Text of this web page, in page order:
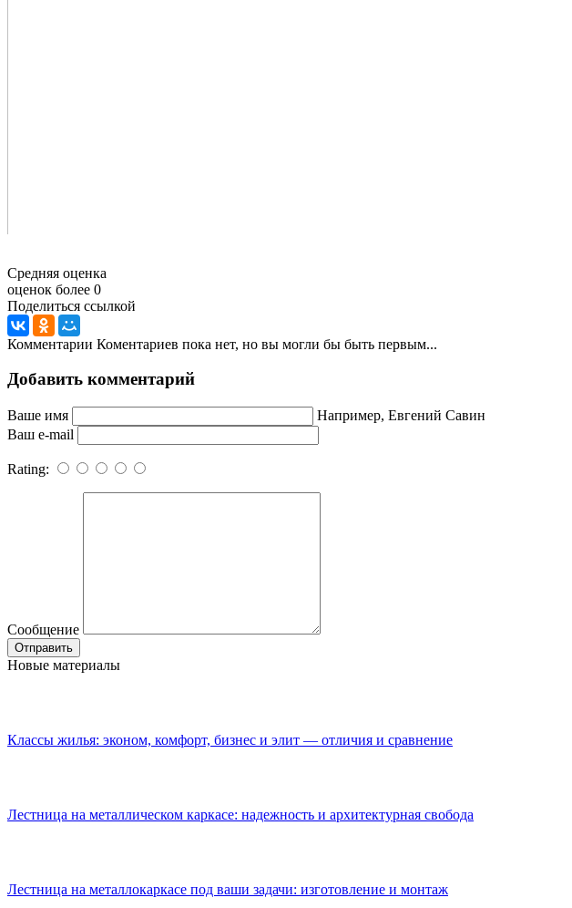
Средняя оценка
оценок более 0
Поделиться ссылкой
Комментарии Коментариев пока нет, но вы могли бы быть первым...
Добавить комментарий
Ваше имя
Например, Евгений Савин
Ваш e-mail
Rating:
Сообщение
Новые материалы
Классы жилья: эконом, комфорт, бизнес и элит — отличия и сравнение
Лестница на металлическом каркасе: надежность и архитектурная свобода
Лестница на металлокаркасе под ваши задачи: изготовление и монтаж